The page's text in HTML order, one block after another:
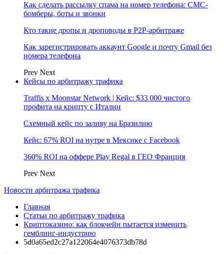
Как сделать рассылку спама на номер телефона: СМС-
бомберы, боты и звонки
Кто такие дропы и дроповоды в P2P-арбитраже
Как зарегистрировать аккаунт Google и почту Gmail без
номера телефона
Prev Next
Кейсы по арбитражу трафика
Traffis x Moonstar Network | Кейс: $33 000 чистого
профита на крипту с Италии
Схемный кейс по заливу на Бразилию
Кейс: 67% ROI на нутре в Мексике с Facebook
360% ROI на оффере Play Regal в ГЕО Франция
Prev Next
Новости арбитража трафика
Главная
Статьи по арбитражу трафика
Криптоказино: как блокчейн пытается изменить
гемблинг-индустрию
5d0a65ed2c27a122064e4076373db78d